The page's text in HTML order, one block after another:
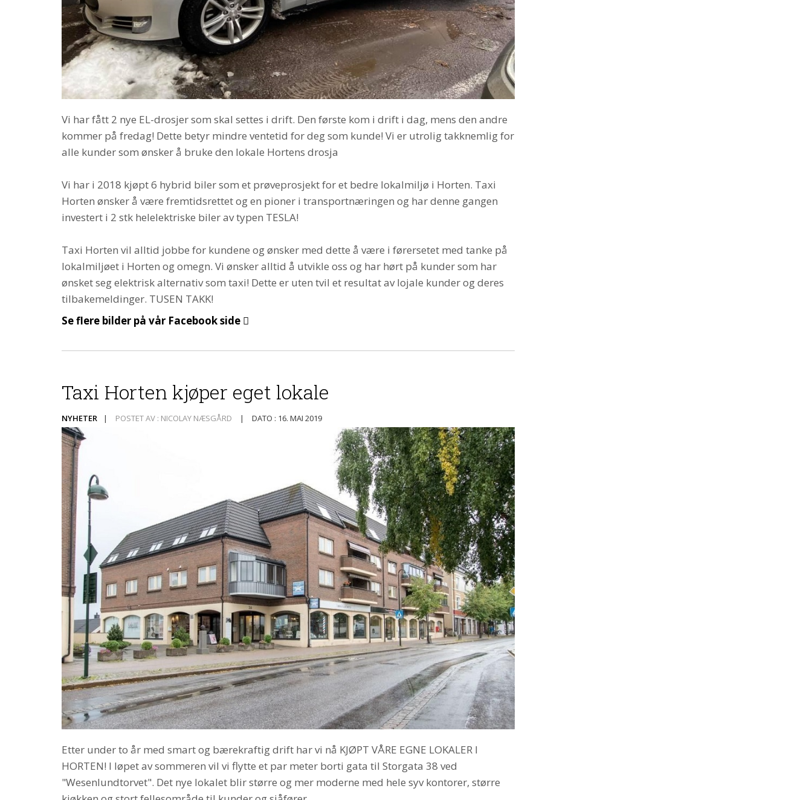
Vi har fått 2 nye EL-drosjer som skal settes i drift. Den første kom i drift i dag, mens den andre
kommer på fredag! Dette betyr mindre ventetid for deg som kunde! Vi er utrolig takknemlig for
alle kunder som ønsker å bruke den lokale Hortens drosja
Vi har i 2018 kjøpt 6 hybrid biler som et prøveprosjekt for et bedre lokalmiljø i Horten. Taxi
Horten ønsker å være fremtidsrettet og en pioner i transportnæringen og har denne gangen
investert i 2 stk helelektriske biler av typen TESLA!
Taxi Horten vil alltid jobbe for kundene og ønsker med dette å være i førersetet med tanke på
lokalmiljøet i Horten og omegn. Vi ønsker alltid å utvikle oss og har hørt på kunder som har
ønsket seg elektrisk alternativ som taxi! Dette er uten tvil et resultat av lojale kunder og deres
tilbakemeldinger. TUSEN TAKK!
Se flere bilder på vår Facebook side
Taxi Horten kjøper eget lokale
NYHETER | POSTET AV : NICOLAY NÆSGÅRD | DATO : 16. MAI 2019
Etter under to år med smart og bærekraftig drift har vi nå KJØPT VÅRE EGNE LOKALER I
HORTEN! I løpet av sommeren vil vi flytte et par meter borti gata til Storgata 38 ved
"Wesenlundtorvet". Det nye lokalet blir større og mer moderne med hele syv kontorer, større